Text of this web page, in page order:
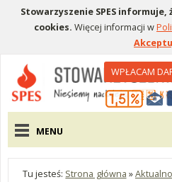
Stowarzyszenie SPES
cookies. Więcej informacji w
Menu pomocniczeWPŁACAM
Menu główne
MENU
Tu jesteś: Strona główna »